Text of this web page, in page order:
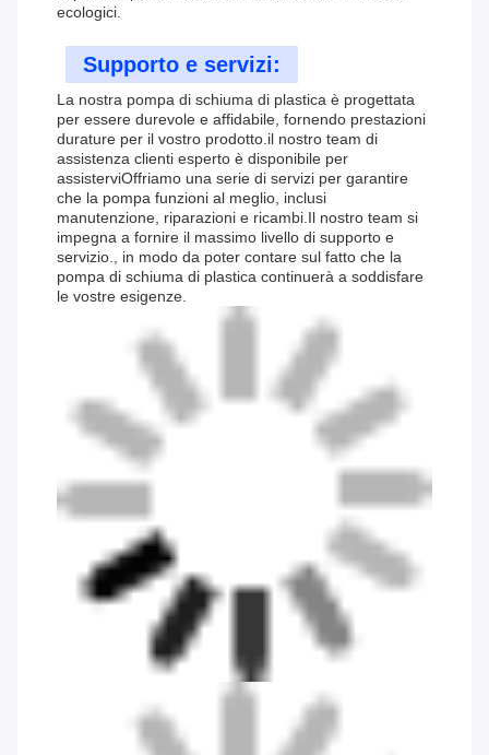
ecologici.
Supporto e servizi:
La nostra pompa di schiuma di plastica è progettata
per essere durevole e affidabile, fornendo prestazioni
durature per il vostro prodotto.il nostro team di
assistenza clienti esperto è disponibile per
assisterviOffriamo una serie di servizi per garantire
che la pompa funzioni al meglio, inclusi
manutenzione, riparazioni e ricambi.Il nostro team si
impegna a fornire il massimo livello di supporto e
servizio., in modo da poter contare sul fatto che la
pompa di schiuma di plastica continuerà a soddisfare
le vostre esigenze.